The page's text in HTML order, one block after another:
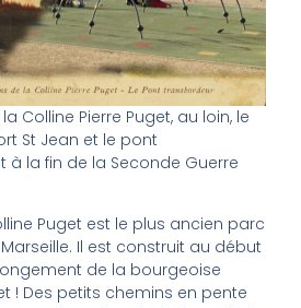
Colline Pierre Puget, au loin, le
St Jean et le pont
à la fin de la Seconde Guerre
Puget est le plus ancien parc
Il est construit au début
de la bourgeoise
! Des petits chemins en pente